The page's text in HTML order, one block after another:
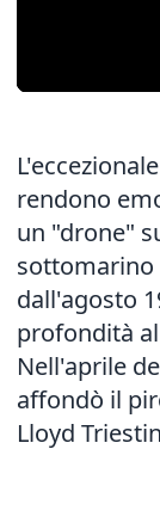
rendono
un "drone"
sottomarino
dall'agosto
profondità
Nell'aprile
affondò il
Lloyd